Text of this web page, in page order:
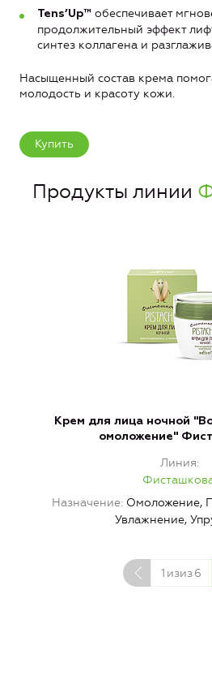
Tens’Up™ обеспечивает
продолжительный эффект
синтез коллагена и
Насыщенный состав крема
молодость и красоту кожи.
Купить
Продукты линии
Крем для лица ночной
омоложение"
Линия
Назначение Омоложение,
Увлажнение,
1 изиз6